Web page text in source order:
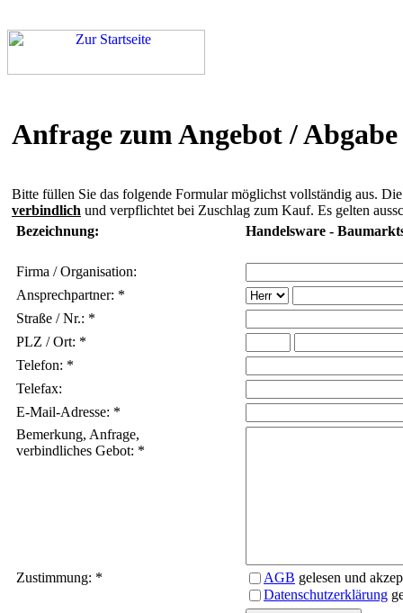
Anfrage zum Angebot / Abgabe
Bitte füllen Sie das folgende Formular möglichst vollständig aus.
verbindlich und verpflichtet bei Zuschlag zum Kauf. Es gelten
Bezeichnung:
Handelsware -
Firma / Organisation:
Ansprechpartner: *
Straße / Nr.: *
PLZ / Ort: *
Telefon: *
Telefax:
E-Mail-Adresse: *
Bemerkung, Anfrage,
verbindliches Gebot: *
Zustimmung: * AGB gelesen und
Datenschutzerklärung